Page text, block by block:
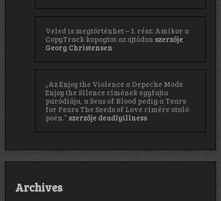
Veled is megtörténhet – 1. rész: Amikor a
CopyTrack kopogtat az ajtódon szerzője
Georg Christensen
„Az Enjoy the Violence a Depeche Mode
Enjoy the Silence címének egyfajta
paródiája, a Seas of Blood pedig a Tears
for Fears The Seeds of Love címére utaló
poén.” szerzője deadlyillness
Archives